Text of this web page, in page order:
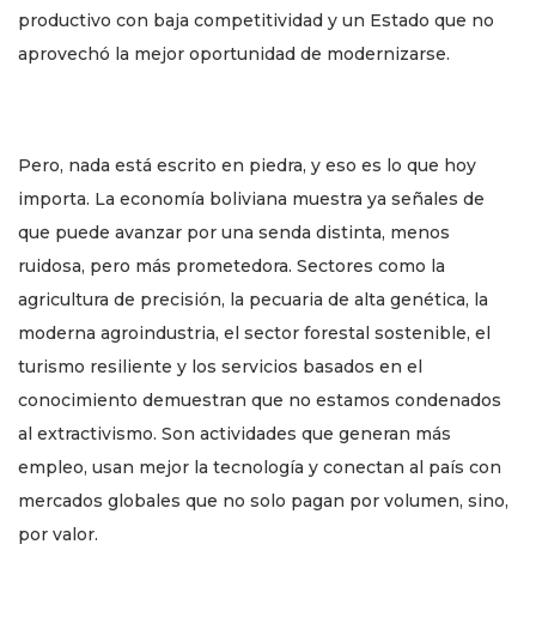
productivo con baja competitividad y un Estado que no
aprovechó la mejor oportunidad de modernizarse.
Pero, nada está escrito en piedra, y eso es lo que hoy
importa. La economía boliviana muestra ya señales de
que puede avanzar por una senda distinta, menos
ruidosa, pero más prometedora. Sectores como la
agricultura de precisión, la pecuaria de alta genética, la
moderna agroindustria, el sector forestal sostenible, el
turismo resiliente y los servicios basados en el
conocimiento demuestran que no estamos condenados
al extractivismo. Son actividades que generan más
empleo, usan mejor la tecnología y conectan al país con
mercados globales que no solo pagan por volumen, sino,
por valor.